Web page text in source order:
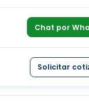
Fast Depot para
garantía o una
Chat